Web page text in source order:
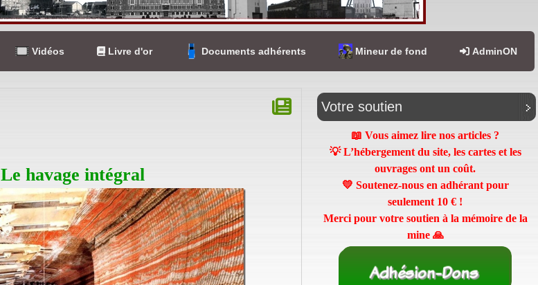
Vidéos Livre d'or Documents adhérents Mineur de fond AdminON
Le havage intégral
Votre soutien
📖 Vous aimez lire nos articles ?
💡 L’hébergement du site, les cartes et les
ouvrages ont un coût.
💛 Soutenez-nous en adhérant pour
seulement 10 € !
Merci pour votre soutien à la mémoire de la
mine 🙏